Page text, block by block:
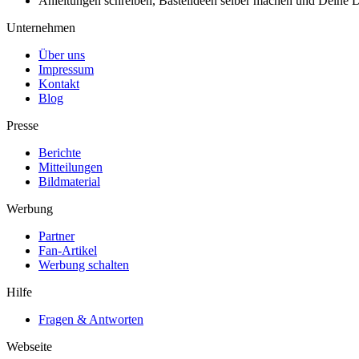
Unternehmen
Über uns
Impressum
Kontakt
Blog
Presse
Berichte
Mitteilungen
Bildmaterial
Werbung
Partner
Fan-Artikel
Werbung schalten
Hilfe
Fragen & Antworten
Webseite